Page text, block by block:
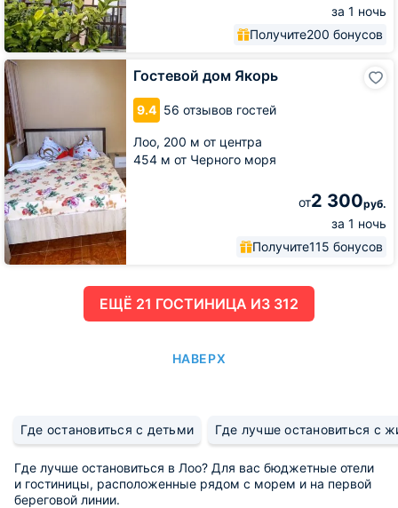
за 1 ночь
Получите200 бонусов
Гостевой дом Якорь
9.4 56 отзывов гостей
Лоо, 200 м от центра
454 м от Черного моря
от2 300руб.
за 1 ночь
Получите115 бонусов
Гостевой
дом
Якорь
ЕЩË 21 ГОСТИНИЦА ИЗ 312
НАВЕРХ
Где остановиться с детьми Где лучше остановиться с
Где лучше остановиться в Лоо? Для вас бюджетные отели
и гостиницы, расположенные рядом с морем и на первой
береговой линии.